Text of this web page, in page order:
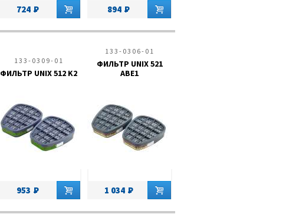
724 894
133-0309-01
ФИЛЬТР UNIX 512 K2
953
133-0306-01
ФИЛЬТР UNIX 521
ABE1
1 034